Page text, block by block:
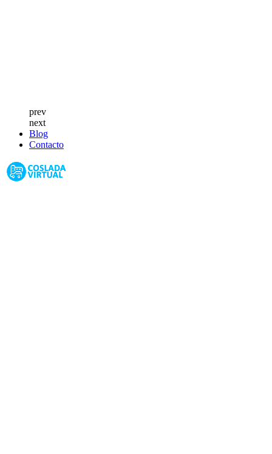
prev
next
Blog
Contacto